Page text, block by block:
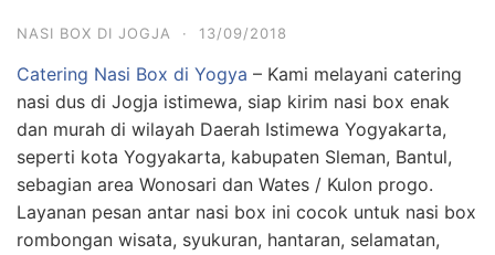
NASI BOX DI JOGJA · 13/09/2018
Catering Nasi Box di Yogya – Kami melayani catering
nasi dus di Jogja istimewa, siap kirim nasi box enak
dan murah di wilayah Daerah Istimewa Yogyakarta,
seperti kota Yogyakarta, kabupaten Sleman, Bantul,
sebagian area Wonosari dan Wates / Kulon progo.
Layanan pesan antar nasi box ini cocok untuk nasi box
rombongan wisata, syukuran, hantaran, selamatan,